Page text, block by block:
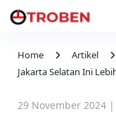
Home Artikel
Jakarta Selatan Ini
29 November 2024 |